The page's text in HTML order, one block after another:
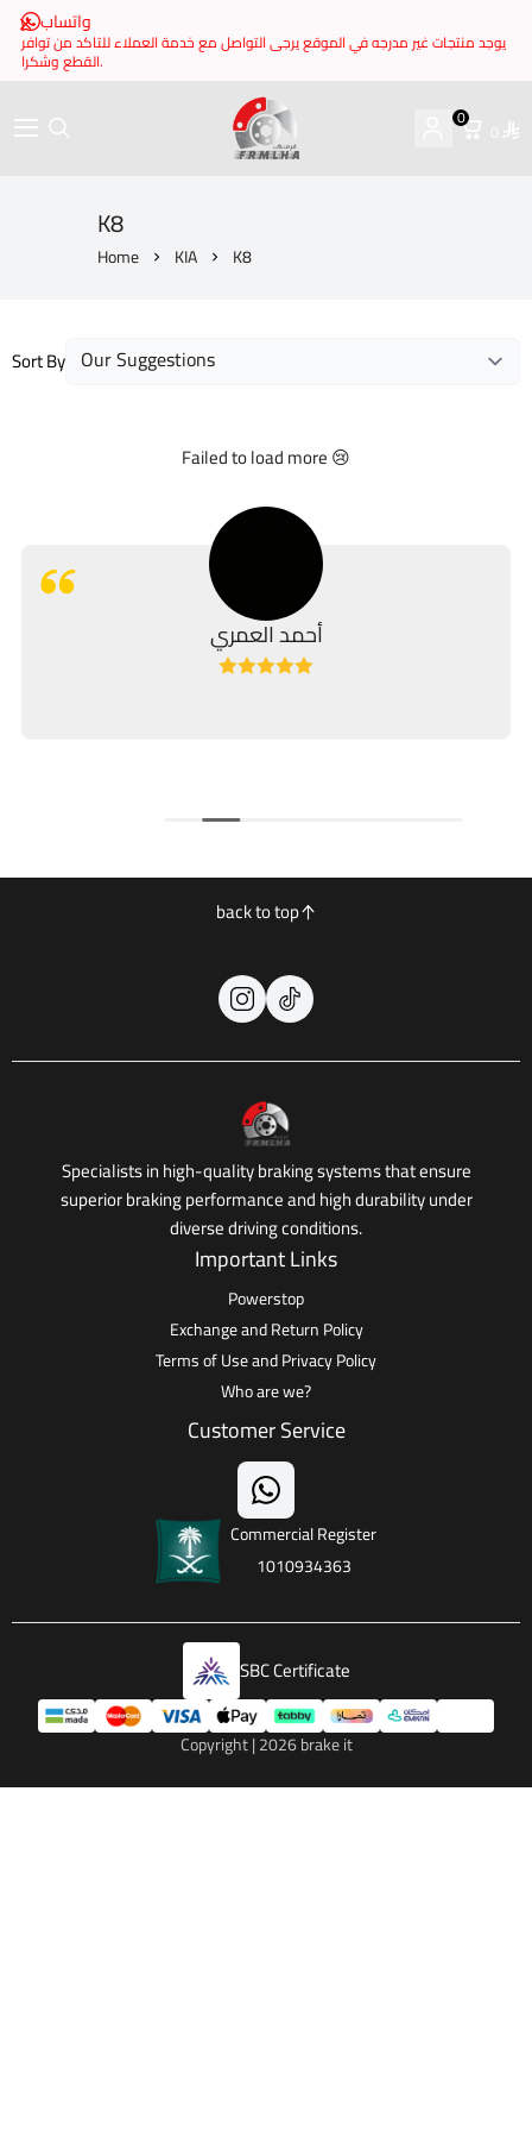
واتساب
يوجد منتجات غير مدرجه في الموقع يرجى التواصل مع خدمة العملاء للتاكد من توافر
القطع وشكرا.
brake it
0
0
K8
Home KIA K8
Sort By
Failed to load more 😢
أحمد العمري
back to top
Specialists in high-quality braking systems that ensure
superior braking performance and high durability under
diverse driving conditions.
Important Links
Powerstop
Exchange and Return Policy
Terms of Use and Privacy Policy
Who are we?
Customer Service
Commercial Register
1010934363
SBC Certificate
Copyright | 2026brake it